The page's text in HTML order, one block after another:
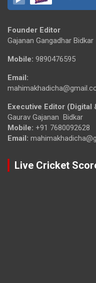
Founder Editor
Gajanan Gangadhar Bidkar
Mobile: 9890476595
Email:
Executive Editor
Gaurav Gajanan Bidkar
Mobile: +91 7680092628
Email:
Live Cricket